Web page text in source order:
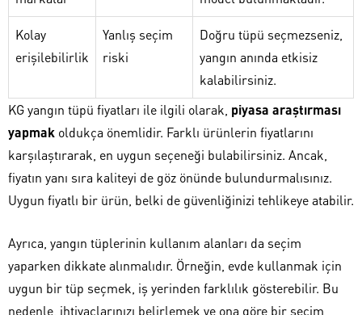
Kolay
erişilebilirlik
Yanlış seçim
riski
Doğru tüpü seçmezseniz,
yangın anında etkisiz
kalabilirsiniz.
KG yangın tüpü fiyatları ile ilgili olarak, piyasa araştırması
yapmak oldukça önemlidir. Farklı ürünlerin fiyatlarını
karşılaştırarak, en uygun seçeneği bulabilirsiniz. Ancak,
fiyatın yanı sıra kaliteyi de göz önünde bulundurmalısınız.
Uygun fiyatlı bir ürün, belki de güvenliğinizi tehlikeye atabilir.
Ayrıca, yangın tüplerinin kullanım alanları da seçim
yaparken dikkate alınmalıdır. Örneğin, evde kullanmak için
uygun bir tüp seçmek, iş yerinden farklılık gösterebilir. Bu
nedenle, ihtiyaçlarınızı belirlemek ve ona göre bir seçim